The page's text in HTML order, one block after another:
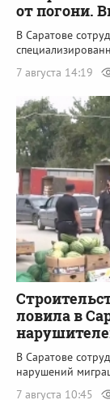
от погони.
В Саратове
7 августа 14:19
ловила в
В Саратове
нарушений
7 августа 10:45